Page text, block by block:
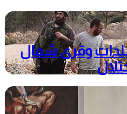
وقرى شمال